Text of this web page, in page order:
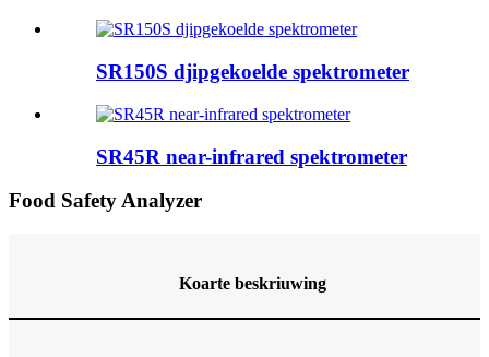
SR150S djipgekoelde spektrometer
SR45R near-infrared spektrometer
Food Safety Analyzer
Koarte beskriuwing